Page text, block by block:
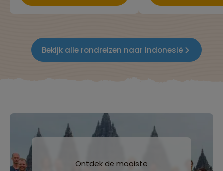
Bekijk alle rondreizen naar Indonesië
Ontdek de mooiste